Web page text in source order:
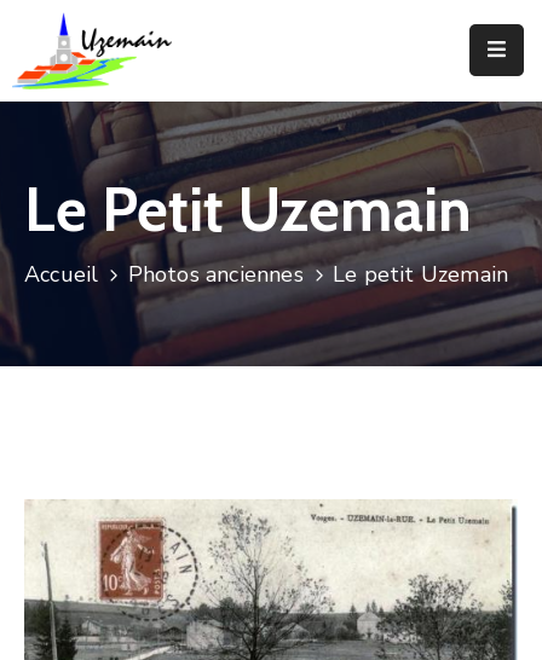
Actualités
Agenda
Votre
Commune
Le Petit Uzemain
Accueil Photos anciennes Le petit Uzemain